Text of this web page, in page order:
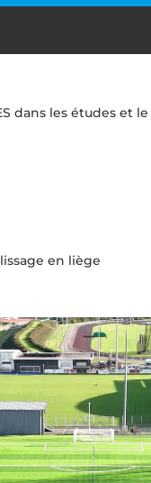
dans les études
en liège